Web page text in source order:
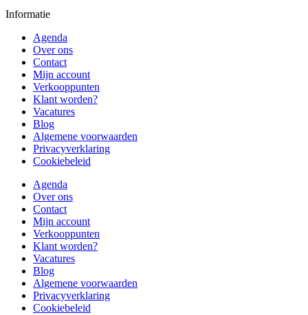
Informatie
Agenda
Over ons
Contact
Mijn account
Verkooppunten
Klant worden?
Vacatures
Blog
Algemene voorwaarden
Privacyverklaring
Cookiebeleid
Agenda
Over ons
Contact
Mijn account
Verkooppunten
Klant worden?
Vacatures
Blog
Algemene voorwaarden
Privacyverklaring
Cookiebeleid